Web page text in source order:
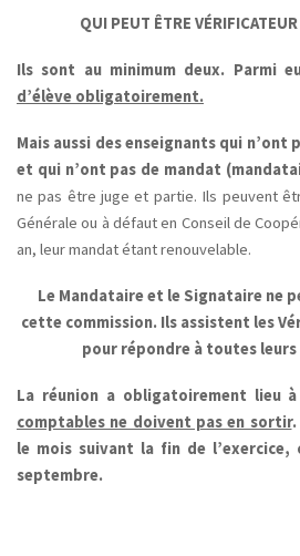
QUI PEUT ÊTRE
Ils sont au minimum deux. Parmi
d’élève obligatoirement.
Mais aussi des enseignants qui
et qui n’ont pas de mandat
ne pas être juge et partie. Ils peuvent
Générale ou à défaut en Conseil de
an, leur mandat étant renouvelable.
Le Mandataire et le Signataire ne
cette commission. Ils assistent les
pour répondre à toutes
La réunion a obligatoirement lieu à
comptables ne doivent pas en sortir.
le mois suivant la fin de l’exercice,
septembre.